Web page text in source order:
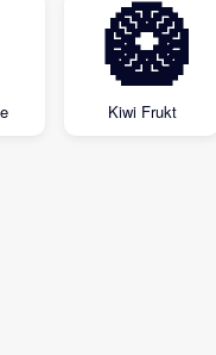
🥝
Kiwi Frukt